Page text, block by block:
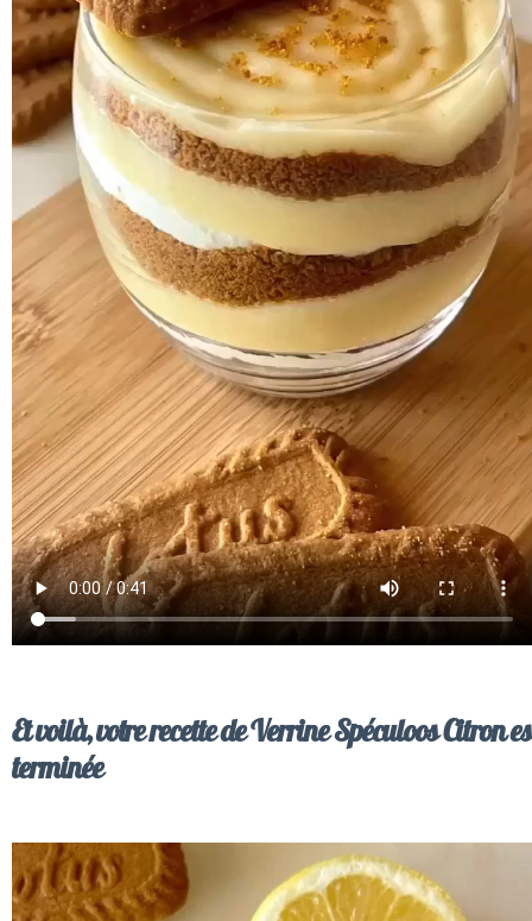
Et voilà, votre recette de Verrine Spéculoos Citron
terminée